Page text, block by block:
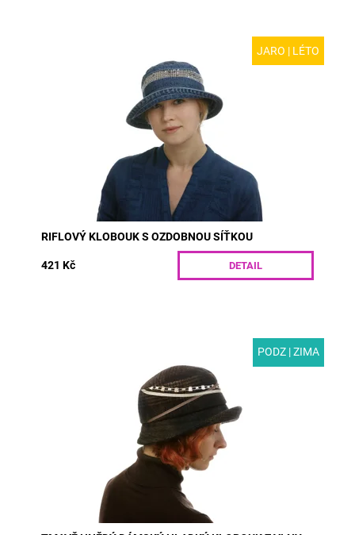
JARO | LÉTO
MODEL: D05 | Módní dámský klobouk z rifloviny s
ozdobným štepováním. Designová síťovina s nopky
zajišťuje vzdušnost i v těch nejslunečnějších...
Skladem
D05/55
RIFLOVÝ KLOBOUK S OZDOBNOU SÍŤKOU
421 Kč DETAIL
PODZ | ZIMA
MODEL: F15 | Tmavě hnědý dámský hladký klobouk
z vlny a polyesteru pro podzim a zimu. Designové ručně
našité aplikace dělají z každého kusu...
Skladem
F15/55